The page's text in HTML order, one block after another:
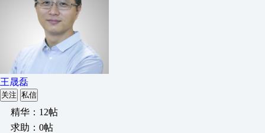
王晟磊
关注 私信
精华：12帖
求助：0帖